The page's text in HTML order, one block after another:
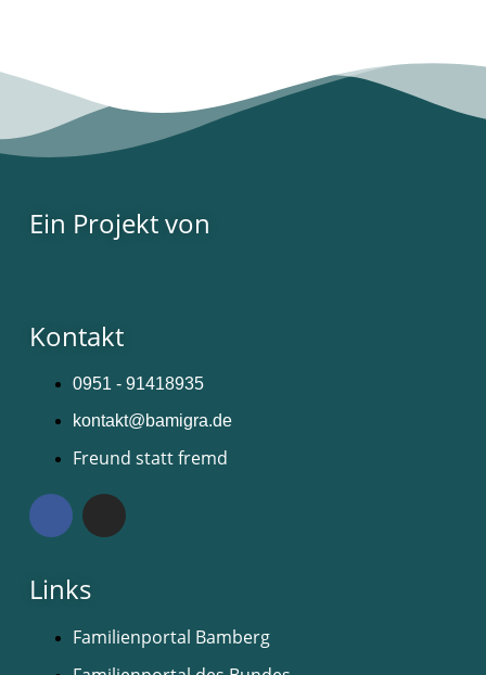
Ein Projekt von
Kontakt
0951 - 91418935
kontakt@bamigra.de
Freund statt fremd
Links
Familienportal Bamberg